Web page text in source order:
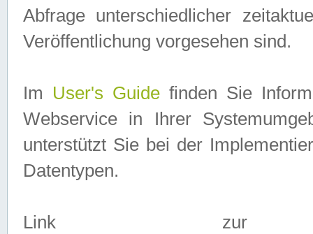
Abfrage unterschiedlicher
Veröffentlichung vorgesehen sind.
Im User's Guidefinden Sie
Webservice in Ihrer
unterstützt Sie bei der
Datentypen.
Link zur